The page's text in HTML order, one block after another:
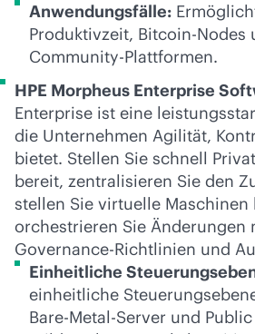
Anwendungsfälle:
Produktivzeit, Bitcoin-
Community-Plattformen.
HPE Morpheus Enterprise
Enterprise ist eine
die Unternehmen Agilität,
bietet. Stellen Sie schnell
bereit, zentralisieren Sie den
stellen Sie virtuelle Maschinen
orchestrieren Sie Änderungen
Governance-Richtlinien und
Einheitliche
einheitliche
Bare-Metal-Server und